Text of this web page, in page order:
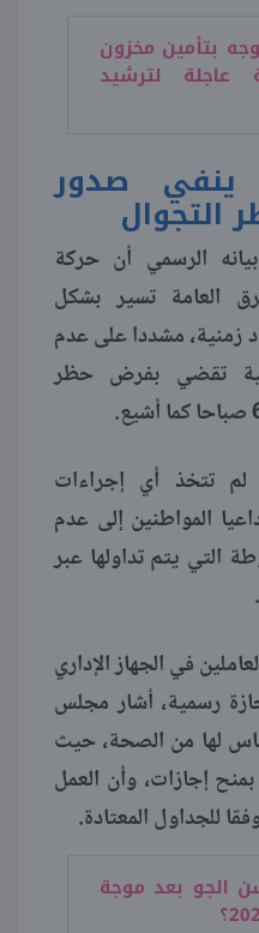
بتأمين مخزون
عاجلة لترشيد
ينفي صدور
التجوال
الرسمي أن حركة
العامة تسير بشكل
مشددا على عدم
تقضي بفرض حظر
لم تتخذ أي إجراءات
المواطنين إلى عدم
التي يتم تداولها عبر
في الجهاز الإداري
رسمية، أشار مجلس
لها من الصحة، حيث
إجازات، وأن العمل
للجداول المعتادة.
الجو بعد موجة